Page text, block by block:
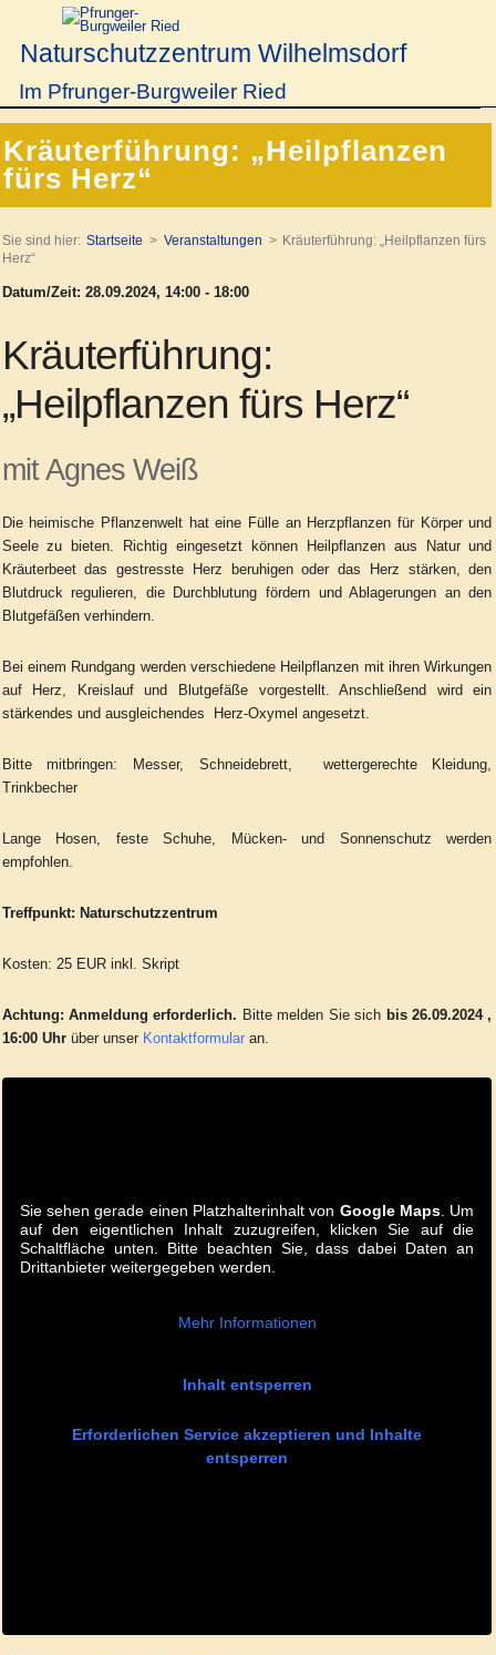
Naturschutzzentrum Wilhelmsdorf
Im Pfrunger-Burgweiler Ried
Kräuterführung: „Heilpflanzen
fürs Herz“
Sie sind hier: Startseite Veranstaltungen
Kräuterführung: „Heilpflanzen fürs
Herz“
Datum/Zeit: 28.09.2024, 14:00 - 18:00
Kräuterführung:
„Heilpflanzen fürs Herz“
mit Agnes Weiß
Die heimische Pflanzenwelt hat eine Fülle an Herzpflanzen für Körper und
Seele zu bieten. Richtig eingesetzt können Heilpflanzen aus Natur und
Kräuterbeet das gestresste Herz beruhigen oder das Herz stärken, den
Blutdruck regulieren, die Durchblutung fördern und Ablagerungen an den
Blutgefäßen verhindern.
Bei einem Rundgang werden verschiedene Heilpflanzen mit ihren Wirkungen
auf Herz, Kreislauf und Blutgefäße vorgestellt. Anschließend wird ein
stärkendes und ausgleichendes Herz-Oxymel angesetzt.
Bitte mitbringen: Messer, Schneidebrett, wettergerechte Kleidung,
Trinkbecher
Lange Hosen, feste Schuhe, Mücken- und Sonnenschutz werden
empfohlen.
Treffpunkt: Naturschutzzentrum
Kosten: 25 EUR inkl. Skript
Achtung: Anmeldung erforderlich. Bitte melden Sie sich bis 26.09.2024 ,
16:00 Uhr über unserKontaktformularan.
Sie sehen gerade einen Platzhalterinhalt von Google Maps . Um
auf den eigentlichen Inhalt zuzugreifen, klicken Sie auf die
Schaltfläche unten. Bitte beachten Sie, dass dabei Daten an
Drittanbieter weitergegeben werden.
Mehr Informationen
Inhalt entsperren
Erforderlichen Service akzeptieren und Inhalte
entsperren